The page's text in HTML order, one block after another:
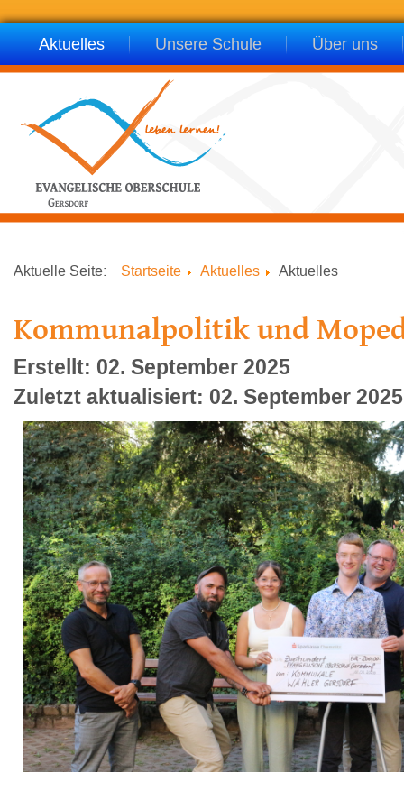
Aktuelles Unsere Schule Über uns
Aktuelle Seite: Startseite Aktuelles Aktuelles
Kommunalpolitik und
Erstellt: 02. September 2025
Zuletzt aktualisiert: 02. September 2025